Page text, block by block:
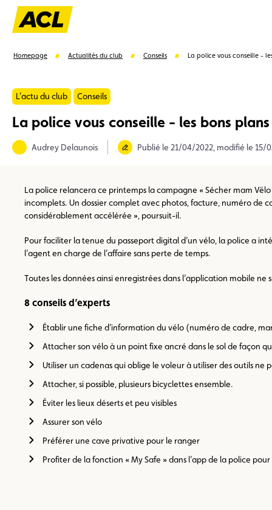
Suggestions
Homepage Actualités du club Conseils La police vous conseille -
L'actu du club Conseils
La police vous conseille - les bons
Audrey Delaunois Publié le 21/04/2022, modifié le 15/
La police relancera ce printemps la campagne « Sécher mam
incomplets. Un dossier complet avec photos, facture, numéro de
considérablement accélérée », poursuit-il.
Pour faciliter la tenue du passeport digital d’un vélo, la police a
l’agent en charge de l’affaire sans perte de temps.
Toutes les données ainsi enregistrées dans l’application mobile
8 conseils d’experts
Établir une fiche d’information du vélo (numéro de cadre,
Attacher son vélo à un point fixe ancré dans le sol de façon
Utiliser un cadenas qui oblige le voleur à utiliser des outils ne
Attacher, si possible, plusieurs bicyclettes ensemble.
Éviter les lieux déserts et peu visibles
Assurer son vélo
Préférer une cave privative pour le ranger
Profiter de la fonction « My Safe » dans l’app de la police